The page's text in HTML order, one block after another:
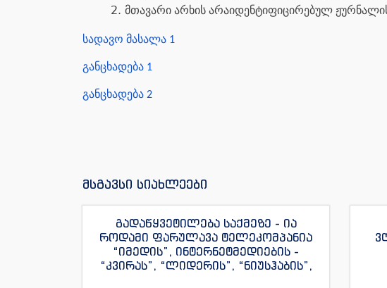
მთავარი არხის არაიდენტიფიცირებულ
სადავო მასალა 1
განცხადება 1
განცხადება 2
მსგავსი სიახლეები
გადაწყვეტილება საქმეზე - ია
როდამი ფარულავა ტელეკომპანია
“იმედის”, ინტერნეტმედიების -
“კვირას”, “ლიდერის”, “ნიუსჰაბის”,